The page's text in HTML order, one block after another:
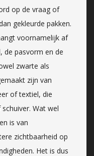
op de vraag of
gekleurde pakken.
voornamelijk af
de pasvorm en de
zwarte als
zijn van
of textiel, die
Wat wel
is van
zichtbaarheid op
Het is dus